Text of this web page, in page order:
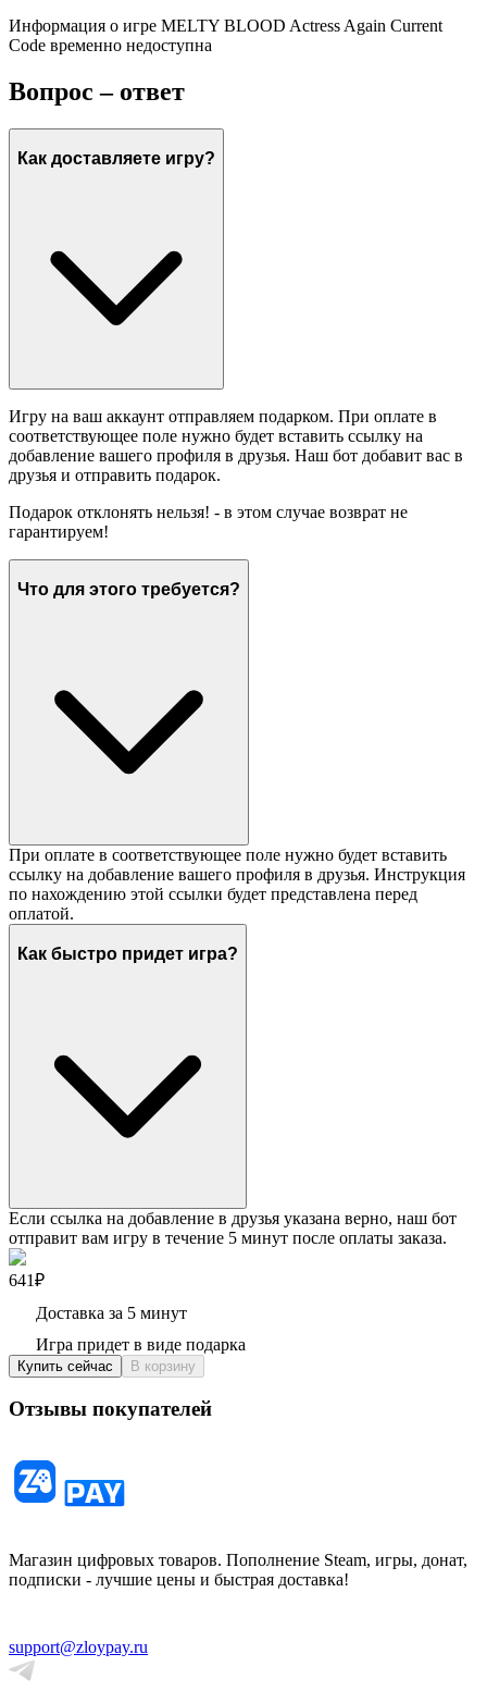
Информация о игре MELTY BLOOD Actress Again Current
Code временно недоступна
Вопрос – ответ
Как доставляете игру?
Игру на ваш аккаунт отправляем подарком. При оплате в
соответствующее поле нужно будет вставить ссылку на
добавление вашего профиля в друзья. Наш бот добавит вас в
друзья и отправить подарок.
Подарок отклонять нельзя! - в этом случае возврат не
гарантируем!
Что для этого требуется?
При оплате в соответствующее поле нужно будет вставить
ссылку на добавление вашего профиля в друзья. Инструкция
по нахождению этой ссылки будет представлена перед
оплатой.
Как быстро придет игра?
Если ссылка на добавление в друзья указана верно, наш бот
отправит вам игру в течение 5 минут после оплаты заказа.
641₽
Доставка за 5 минут
Игра придет в виде подарка
Купить сейчас В корзину
Отзывы покупателей
Магазин цифровых товаров. Пополнение Steam, игры, донат,
подписки - лучшие цены и быстрая доставка!
support@zloypay.ru